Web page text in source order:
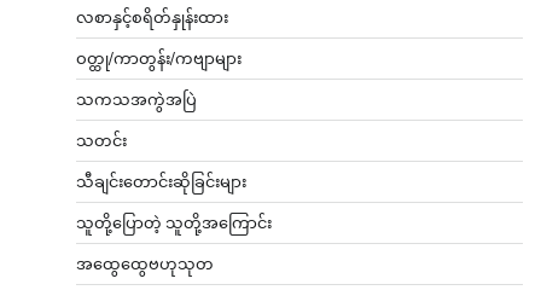
လစာနှင့်စရိတ်နှုန်းထား
ဝတ္ထု/ကာတွန်း/ကဗျာများ
သကသအကွဲအပြဲ
သတင်း
သီချင်းတောင်းဆိုခြင်းများ
သူတို့ပြောတဲ့ သူတို့အကြောင်း
အထွေထွေဗဟုသုတ